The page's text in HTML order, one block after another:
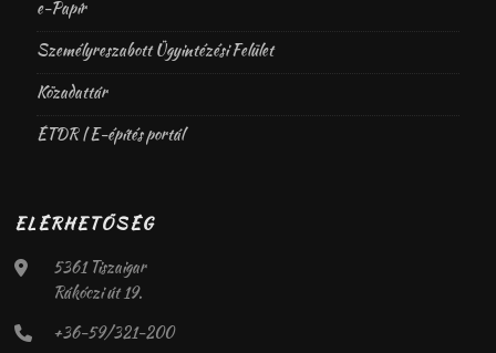
e-Papír
Személyreszabott Ügyintézési Felület
Közadattár
ÉTDR | E-építés portál
ELÉRHETŐSÉG
5361 Tiszaigar
Rákóczi út 19.
+36-59/321-200